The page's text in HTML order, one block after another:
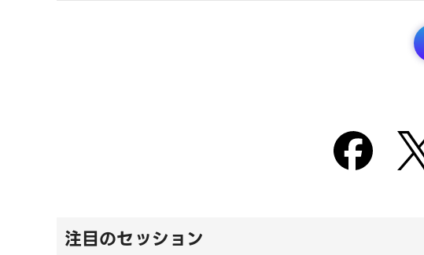
注目のセッション